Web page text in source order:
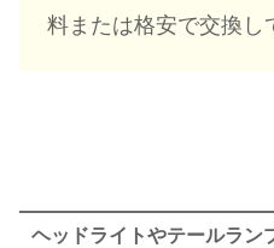
料または格安で交換し
ヘッドライトやテールラン